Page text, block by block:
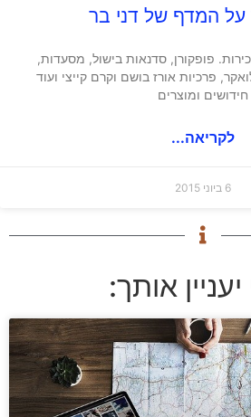
המדף של דני בר
פופקורן, סדנאות בישול, מסעדות,
פרכיות אורז בושם וקרם קייצי ועוד
חידושים ומוצרים
לקריאה...
6 ביוני 2015
יעניין אותך: